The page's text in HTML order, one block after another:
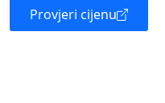
Provjeri cijenu